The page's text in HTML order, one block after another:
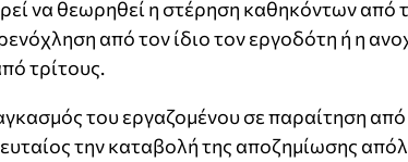
να θεωρηθεί η στέρηση καθηκόντων από
από τον ίδιο τον εργοδότη ή η
τρίτους.
του εργαζομένου σε παραίτηση
την καταβολή της αποζημίωσης